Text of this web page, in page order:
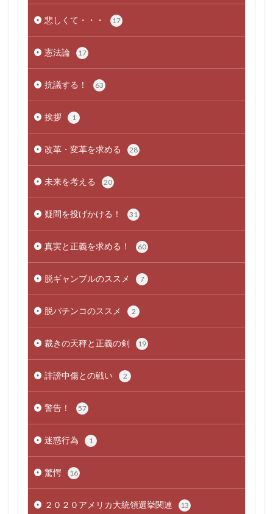
悲しくて・・・ 17
憲法論 17
抗議する！ 63
挨拶 1
改革・変革を求める 28
未来を考える 20
疑問を投げかける！ 31
真実と正義を求める！ 60
脱ギャンブルのススメ 7
脱パチンコのススメ 2
裁きの天秤と正義の剣 19
誹謗中傷との戦い 2
警告！ 57
迷惑行為 1
驚愕 16
２０２０アメリカ大統領選挙関連 13